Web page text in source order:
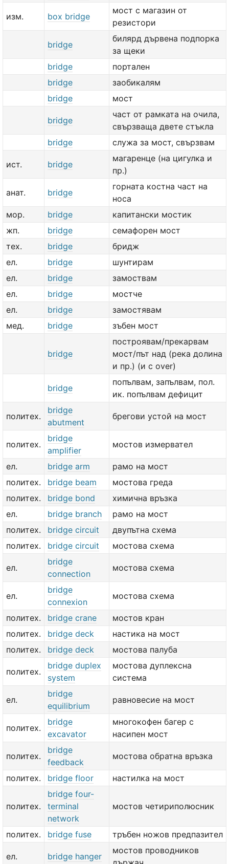
изм. box bridge
мост с магазин от
резистори
bridge
билярд дървена подпорка
за щеки
bridge
портален
bridge
заобикалям
bridge
мост
bridge
част от рамката на очила,
свързваща двете стъкла
bridge
служа за мост, свързвам
ист. bridge
магаренце (на цигулка и
пр.)
анат. bridge
горната костна част на
носа
мор.
bridge
капитански мостик
жп.
bridge
семафорен мост
тех.
bridge
бридж
ел.
bridge
шунтирам
ел.
bridge
замоствам
ел.
bridge
мостче
ел.
bridge
замостявам
мед.
bridge зъбен мост
bridge
построявам/прекарвам
мост/път над (река долина
и пр.) (и с over)
bridge
попълвам, запълвам, пол.
ик. попълвам дефицит
политех.
bridge
abutment
брегови устой на мост
политех.
bridge
amplifier
мостов измервател
ел. bridge arm
рамо на мост
политех.
bridge beam
мостова греда
политех.
bridge bond
химична връзка
ел.
bridge branch
рамо на мост
политех.
bridge circuit
двупътна схема
политех.
bridge circuit мостова схема
ел.
bridge
connection
мостова схема
ел.
bridge
connexion
мостова схема
политех. bridge crane
мостов кран
политех.
bridge deck
настика на мост
политех.
bridge deck мостова палуба
политех.
bridge duplex
system
мостова дуплексна
система
ел.
bridge
equilibrium
равновесие на мост
политех.
bridge
excavator
многокофен багер с
насипен мост
политех.
bridge
feedback
мостова обратна връзка
политех. bridge floor настилка на мост
политех.
bridge four-
terminal
network
мостов четириполюсник
политех. bridge fuse тръбен ножов предпазител
ел. bridge hanger
мостов проводников